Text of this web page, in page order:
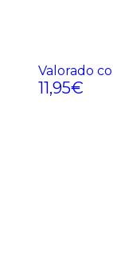
Valorado
11,95€